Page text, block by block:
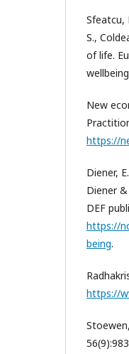
Sfeatcu,
S.,
of life.
wellbeing
New
https://
Diener,
Diener
DEF
https://
being.
https://